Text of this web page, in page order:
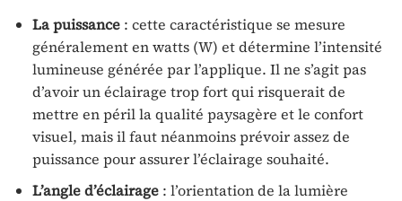
La puissance: cette caractéristique se mesure
généralement en watts (W) et détermine l’intensité
lumineuse générée par l’applique. Il ne s’agit pas
d’avoir un éclairage trop fort qui risquerait de
mettre en péril la qualité paysagère et le confort
visuel, mais il faut néanmoins prévoir assez de
puissance pour assurer l’éclairage souhaité.
L’angle d’éclairage: l’orientation de la lumière